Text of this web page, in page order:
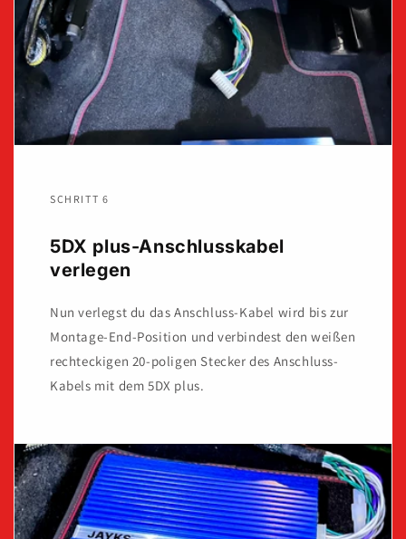
SCHRITT 6
5DX plus-Anschlusskabel
verlegen
Nun verlegst du das Anschluss-Kabel wird bis zur
Montage-End-Position und verbindest den weißen
rechteckigen 20-poligen Stecker des Anschluss-
Kabels mit dem 5DX plus.